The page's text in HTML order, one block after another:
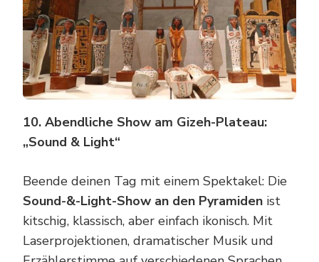
10. Abendliche Show am Gizeh-Plateau:
„Sound & Light“
Beende deinen Tag mit einem Spektakel: Die
Sound-&-Light-Show an den Pyramiden ist
kitschig, klassisch, aber einfach ikonisch. Mit
Laserprojektionen, dramatischer Musik und